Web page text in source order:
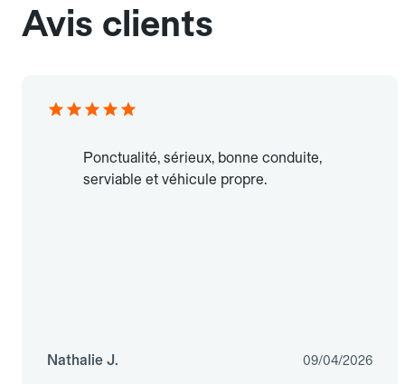
Avis clients
Ponctualité, sérieux, bonne conduite,
serviable et véhicule propre.
Nathalie J. 09/04/2026